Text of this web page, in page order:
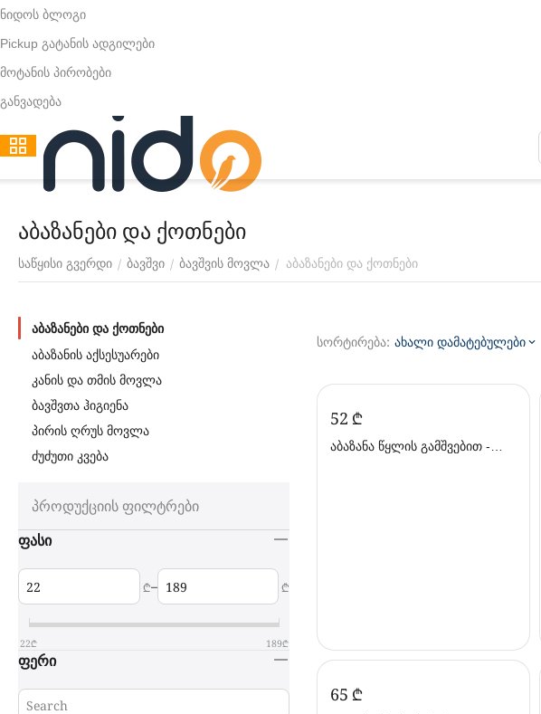
ნიდოს ბლოგი
Pickup გატანის ადგილები
მოტანის პირობები
განვადება
აბაზანები და ქოთნები
საწყისი გვერდი / ბავშვი / ბავშვის მოვლა / აბაზანები და ქოთნები
სორტირება: ახალი დამატებულები
‍52‍ ₾
აბაზანა წყლის გამშვებით -
‍65‍ ₾
აბაზანები და ქოთნები
აბაზანის აქსესუარები
კანის და თმის მოვლა
ბავშვთა ჰიგიენა
პირის ღრუს მოვლა
ძუძუთი კვება
პროდუქციის ფილტრები
ფასი
₾– ₾
22₾ 189₾
ფერი